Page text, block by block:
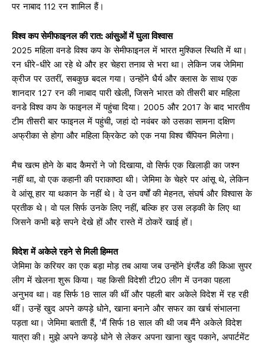
पर नाबाद 112 रन शामिल हैं।
विश्व कप सेमीफाइनल की रात: आंसुओं में घुला विश्वास
2025 महिला वनडे विश्व कप के सेमीफाइनल में भारत मुश्किल स्थिति में था।
रन धीरे-धीरे आ रहे थे और हर चेहरा तनाव से भरा था। लेकिन जब जेमिमा
क्रीज पर उतरीं, सबकुछ बदल गया। उन्होंने धैर्य और क्लास के साथ एक
शानदार 127 रन की नाबाद पारी खेली, जिसने भारत को तीसरी बार महिला
वनडे विश्व कप के फाइनल में पहुंचा दिया। 2005 और 2017 के बाद भारतीय
टीम तीसरी बार फाइनल में पहुंची, जहां दो नवंबर को उसका सामना दक्षिण
अफ्रीका से होगा और महिला क्रिकेट को एक नया विश्व चैंपियन मिलेगा।
मैच खत्म होने के बाद कैमरों ने जो दिखाया, वो सिर्फ एक खिलाड़ी का जश्न
नहीं था, वो एक कहानी की पराकाष्ठा थी। जेमिमा के चेहरे पर आंसू थे, लेकिन
वे आंसू हार या थकान के नहीं थे। वे उन वर्षों की मेहनत, संघर्ष और विश्वास के
प्रतीक थे। वो पल सिर्फ उनके लिए नहीं, बल्कि हर उस लड़की के लिए था
जिसने कभी बड़े सपने देखे हों और रास्ते में ठोकरें खाई हों।
विदेश में अकेले रहने से मिली हिम्मत
जेमिमा के करियर का एक बड़ा मोड़ तब आया जब उन्होंने इंग्लैंड की किआ सुपर
लीग में खेलना शुरू किया। यह किसी विदेशी टी20 लीग में उनका पहला
अनुभव था। वह सिर्फ 18 साल की थीं और पहली बार अकेले विदेश में रह रही
थीं। उन्हें खुद अपने कपड़े धोने, खाना बनाने और सफर का खर्च संभालना
पड़ता था। जेमिमा बताती हैं, 'मैं सिर्फ 18 साल की थी जब मैंने अकेले विदेश
यात्रा की। मुझे अपने कपड़े धोने से लेकर अपना खाना खुद पकाने, अपार्टमेंट